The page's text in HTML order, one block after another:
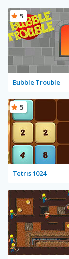
Bubble Trouble
5
Tetris 1024
5